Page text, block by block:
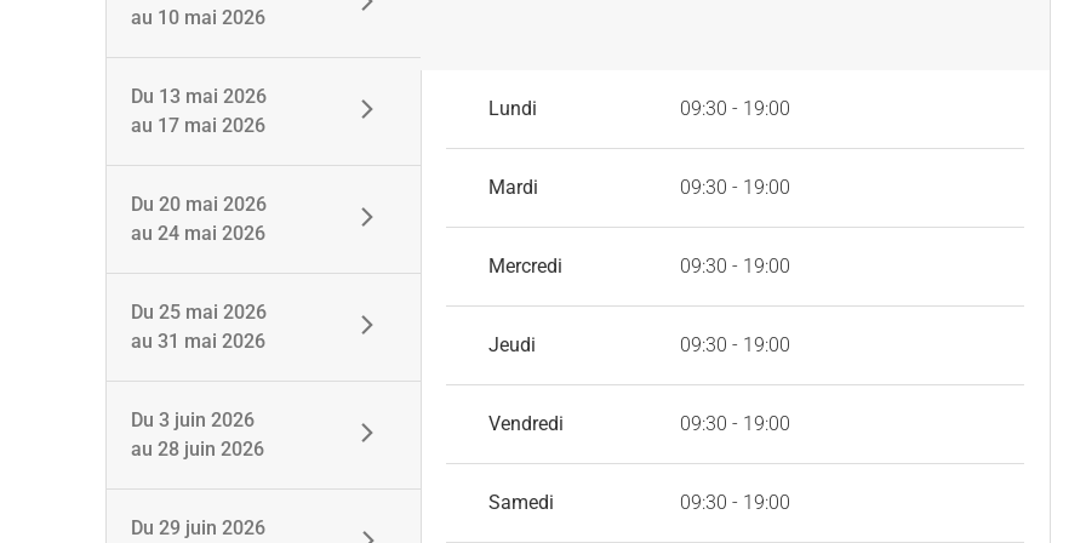
au 10 mai 2026
Du 13 mai 2026
au 17 mai 2026
Du 20 mai 2026
au 24 mai 2026
Du 25 mai 2026
au 31 mai 2026
Du 3 juin 2026
au 28 juin 2026
Du 29 juin 2026
Lundi 09:30 - 19:00
Mardi 09:30 - 19:00
Mercredi 09:30 - 19:00
Jeudi 09:30 - 19:00
Vendredi 09:30 - 19:00
Samedi 09:30 - 19:00